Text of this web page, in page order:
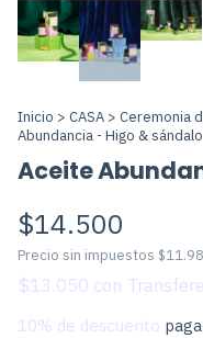
Inicio > CASA > Ceremonia
Abundancia - Higo & sándalo
Aceite
$14.500
Precio sin impuestos
$13.050 con
10% de descuento